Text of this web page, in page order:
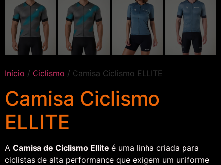
Início / Ciclismo / Camisa Ciclismo ELLITE
Camisa Ciclismo
ELLITE
A Camisa de Ciclismo Ellite é uma linha criada para
ciclistas de alta performance que exigem um uniforme